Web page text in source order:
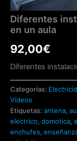
Diferentes
en un aula
92,00€
Diferentes
Categorías:
Vídeos
Etiquetas: antena,
electrico, domotica,
enchufes,